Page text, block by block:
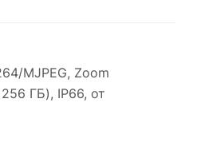
MJPEG, Zoom
ГБ), IP66, от